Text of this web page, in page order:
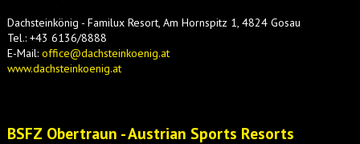
Dachsteinkönig - Familux Resort, Am Hornspitz 1, 4824 Gosau
Tel.: +43 6136/8888
E-Mail: office@dachsteinkoenig.at
www.dachsteinkoenig.at
BSFZ Obertraun - Austrian Sports Resorts